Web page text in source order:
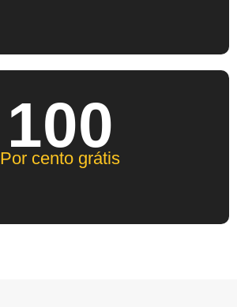
100
Por cento grátis